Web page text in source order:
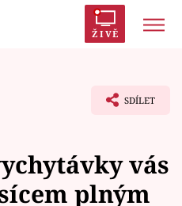
ŽIVĚ
SDÍLET
vás
plným